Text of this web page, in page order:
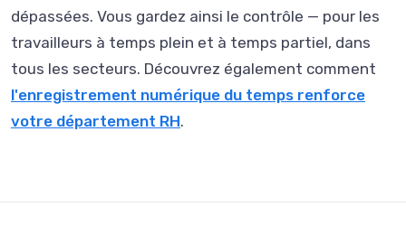
dépassées. Vous gardez ainsi le contrôle — pour les
travailleurs à temps plein et à temps partiel, dans
tous les secteurs. Découvrez également comment
l'enregistrement numérique du temps renforce
votre département RH.